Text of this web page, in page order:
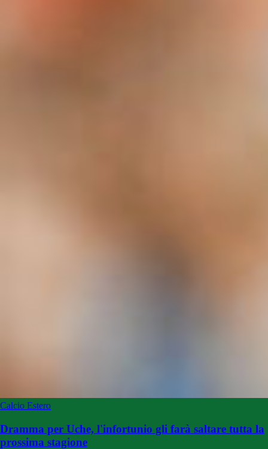
Calcio Estero
Dramma per Uche, l'infortunio gli farà saltare tutta la
prossima stagione